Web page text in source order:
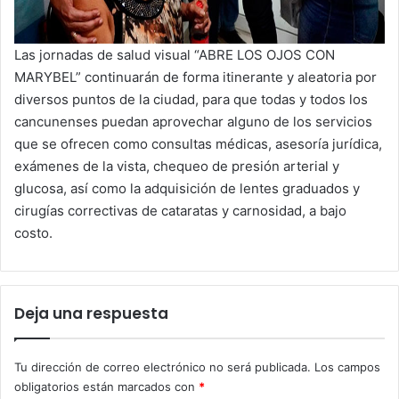
Las jornadas de salud visual “ABRE LOS OJOS CON
MARYBEL” continuarán de forma itinerante y aleatoria por
diversos puntos de la ciudad, para que todas y todos los
cancunenses puedan aprovechar alguno de los servicios
que se ofrecen como consultas médicas, asesoría jurídica,
exámenes de la vista, chequeo de presión arterial y
glucosa, así como la adquisición de lentes graduados y
cirugías correctivas de cataratas y carnosidad, a bajo
costo.
Deja una respuesta
Tu dirección de correo electrónico no será publicada. Los campos
obligatorios están marcados con *